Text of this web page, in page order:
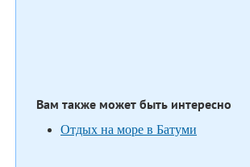
Вам также может быть интересно
Отдых на море в Батуми